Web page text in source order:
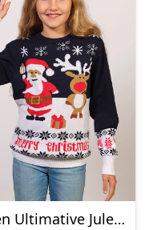
Den Ultimative Julesweater – Børn.